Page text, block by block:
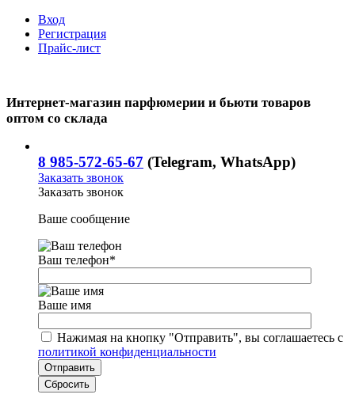
Вход
Регистрация
Прайс-лист
Интернет-магазин парфюмерии и бьюти товаров
оптом со склада
8 985-572-65-67 (Telegram, WhatsApp)
Заказать звонок
Заказать звонок
Ваше сообщение
Ваш телефон*
Ваше имя
Нажимая на кнопку "Отправить", вы соглашаетесь с
политикой конфиденциальности